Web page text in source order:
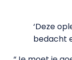
‘Deze
bedacht